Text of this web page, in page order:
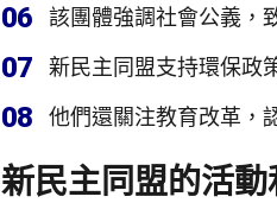
06 該團體強調社會公義，
07 新民主同盟支持環保政
08 他們還關注教育改革，
新民主同盟的活動